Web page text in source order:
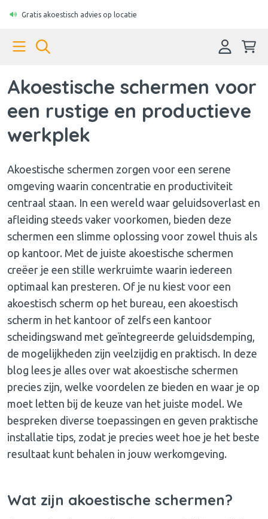
Gratis akoestisch advies op locatie
Akoestische schermen voor
een rustige en productieve
werkplek
Akoestische schermen zorgen voor een serene
omgeving waarin concentratie en productiviteit
centraal staan. In een wereld waar geluidsoverlast en
afleiding steeds vaker voorkomen, bieden deze
schermen een slimme oplossing voor zowel thuis als
op kantoor. Met de juiste akoestische schermen
creëer je een stille werkruimte waarin iedereen
optimaal kan presteren. Of je nu kiest voor een
akoestisch scherm op het bureau, een akoestisch
scherm in het kantoor of zelfs een kantoor
scheidingswand met geïntegreerde geluidsdemping,
de mogelijkheden zijn veelzijdig en praktisch. In deze
blog lees je alles over wat akoestische schermen
precies zijn, welke voordelen ze bieden en waar je op
moet letten bij de keuze van het juiste model. We
bespreken diverse toepassingen en geven praktische
installatie tips, zodat je precies weet hoe je het beste
resultaat kunt behalen in jouw werkomgeving.
Wat zijn akoestische schermen?